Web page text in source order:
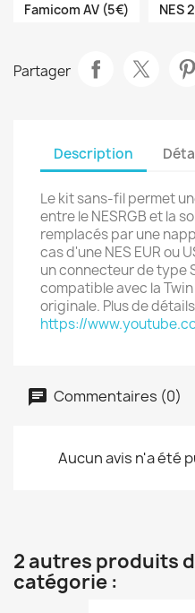
Famicom AV (5€)
NES
Partager
Description
Le kit sans-fil permet
entre le NESRGB et la
remplacés par une
cas d'une NES EUR ou
un connecteur de type
compatible avec la
originale. Plus de
https://
Commentaires (0)
Aucun avis n'a été
2 autres produits
catégorie :